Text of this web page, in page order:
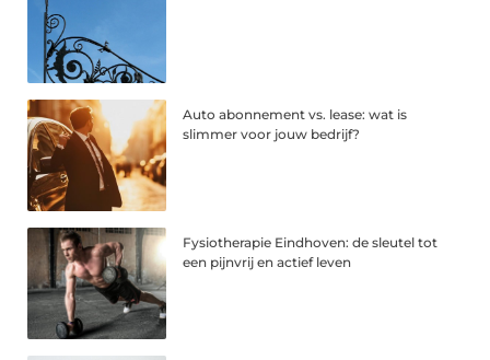
Auto abonnement vs. lease: wat is
slimmer voor jouw bedrijf?
Fysiotherapie Eindhoven: de sleutel tot
een pijnvrij en actief leven